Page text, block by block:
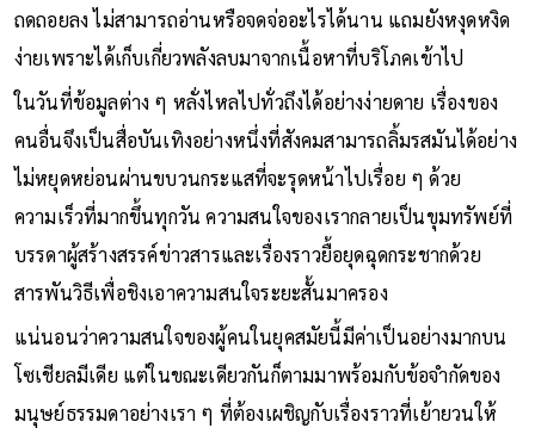
ถดถอยลง ไม่สามารถอ่านหรือจดจ่ออะไรได้นาน แถมยังหงุดหงิด
ง่ายเพราะได้เก็บเกี่ยวพลังลบมาจากเนื้อหาที่บริโภคเข้าไป
ในวันที่ข้อมูลต่าง ๆ หลั่งไหลไปทั่วถึงได้อย่างง่ายดาย เรื่องของ
คนอื่นจึงเป็นสื่อบันเทิงอย่างหนึ่งที่สังคมสามารถลิ้มรสมันได้อย่าง
ไม่หยุดหย่อนผ่านขบวนกระแสที่จะรุดหน้าไปเรื่อย ๆ ด้วย
ความเร็วที่มากขึ้นทุกวัน ความสนใจของเรากลายเป็นขุมทรัพย์ที่
บรรดาผู้สร้างสรรค์ข่าวสารและเรื่องราวยื้อยุดฉุดกระชากด้วย
สารพันวิธีเพื่อชิงเอาความสนใจระยะสั้นมาครอง
แน่นอนว่าความสนใจของผู้คนในยุคสมัยนี้มีค่าเป็นอย่างมากบน
โซเชียลมีเดีย แต่ในขณะเดียวกันก็ตามมาพร้อมกับข้อจำกัดของ
มนุษย์ธรรมดาอย่างเรา ๆ ที่ต้องเผชิญกับเรื่องราวที่เย้ายวนให้